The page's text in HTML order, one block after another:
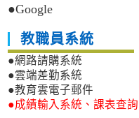
●Google
教職員系統
●網路請購系統
●雲端差勤系統
●教育雲電子郵件
●成績輸入系統、課表查詢